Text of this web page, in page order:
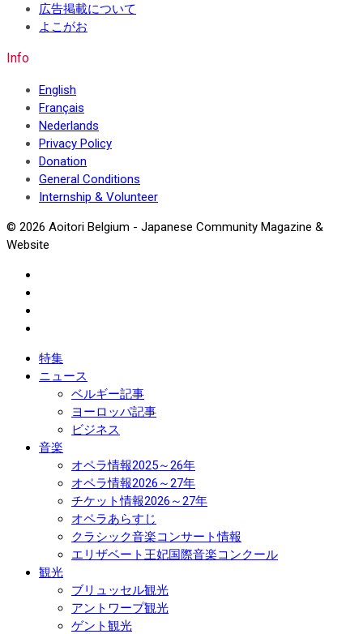
広告掲載について
よこがお
Info
English
Français
Nederlands
Privacy Policy
Donation
General Conditions
Internship & Volunteer
© 2026 Aoitori Belgium - Japanese Community Magazine &
Website
特集
ニュース
ベルギー記事
ヨーロッパ記事
ビジネス
音楽
オペラ情報2025～26年
オペラ情報2026～27年
チケット情報2026～27年
オペラあらすじ
クラシック音楽コンサート情報
エリザベート王妃国際音楽コンクール
観光
ブリュッセル観光
アントワープ観光
ゲント観光